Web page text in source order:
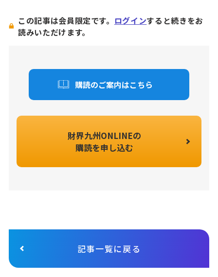
この記事は会員限定です。 ログインすると続きをお
読みいただけます。
購読のご案内はこちら
財界九州ONLINEの
購読を申し込む
記事一覧に戻る